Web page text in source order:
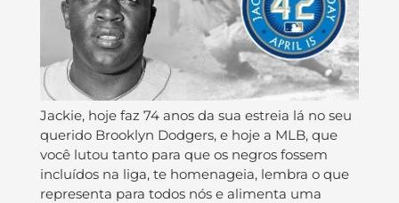
Jackie, hoje faz 74 anos da sua estreia lá no seu
querido Brooklyn Dodgers, e hoje a MLB, que
você lutou tanto para que os negros fossem
incluídos na liga, te homenageia, lembra o que
representa para todos nós e alimenta uma